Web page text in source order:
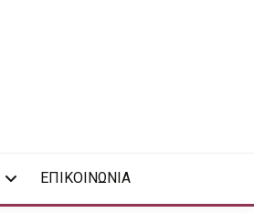
ΕΠΙΚΟΙΝΩΝΙΑ